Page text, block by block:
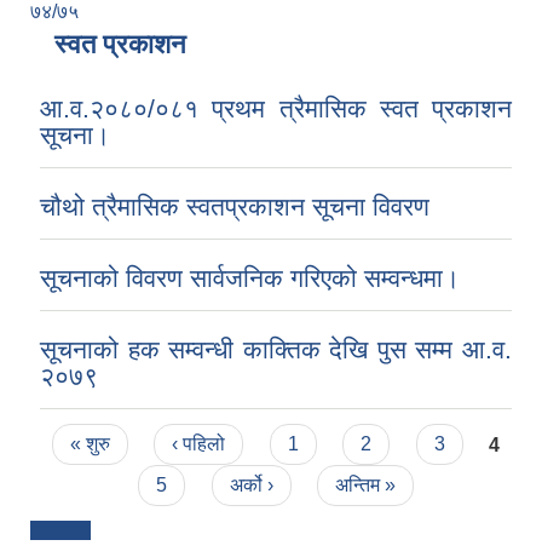
७४/७५
स्वत प्रकाशन
आ.व.२०८०/०८१ प्रथम त्रैमासिक स्वत प्रकाशन
सूचना।
चौथो त्रैमासिक स्वतप्रकाशन सूचना विवरण
सूचनाको विवरण सार्वजनिक गरिएको सम्वन्धमा।
सूचनाको हक सम्वन्धी काक्तिक देखि पुस सम्म आ.व.
२०७९
Pages
« शुरु ‹ पहिलो 1 2 3
4
5
अर्को › अन्तिम »